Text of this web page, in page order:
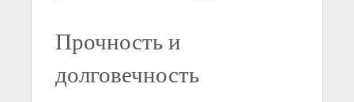
Прочность и
долговечность